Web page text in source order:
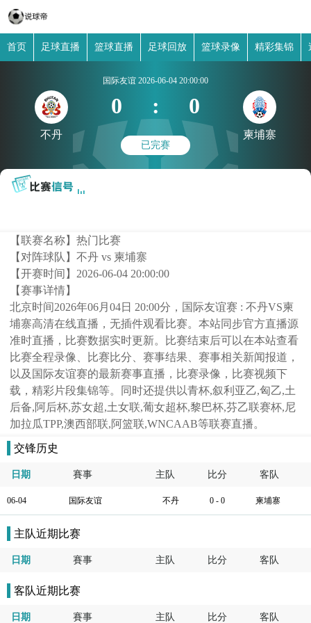
首页 足球直播 篮球直播 足球回放 篮球录像 精彩集锦
不丹
国际友谊 2026-06-04 20:00:00
0 : 0
已完赛
柬埔寨
【联赛名称】热门比赛
【对阵球队】不丹 vs 柬埔寨
【开赛时间】 2026-06-04 20:00:00
【赛事详情】
北京时间2026年06月04日 20:00分，国际友谊赛 : 不丹VS柬
埔寨高清在线直播，无插件观看比赛。本站同步官方直播源
准时直播，比赛数据实时更新。比赛结束后可以在本站查看
比赛全程录像、比赛比分、赛事结果、赛事相关新闻报道，
以及国际友谊赛的最新赛事直播，比赛录像，比赛视频下
载，精彩片段集锦等。同时还提供以青杯,叙利亚乙,匈乙,土
后备,阿后杯,苏女超,土女联,葡女超杯,黎巴杯,芬乙联赛杯,尼
加拉瓜TPP,澳西部联,阿篮联,WNCAAB等联赛直播。
交锋历史
日期 賽事 主队 比分 客队
06-04 国际友谊 不丹 0 - 0 柬埔寨
主队近期比赛
日期 賽事 主队 比分 客队
客队近期比赛
日期 賽事 主队 比分 客队